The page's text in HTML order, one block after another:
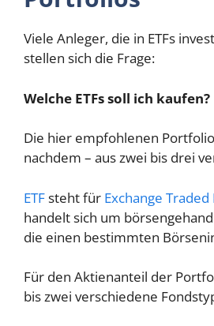
Viele Anleger, die in ETFs
stellen sich die Frage:
Welche ETFs soll ich kaufen?
Die hier empfohlenen
nachdem – aus zwei bis drei
ETFsteht für Exchange Traded
handelt sich um
die einen bestimmten
Für den Aktienanteil der
bis zwei verschiedene